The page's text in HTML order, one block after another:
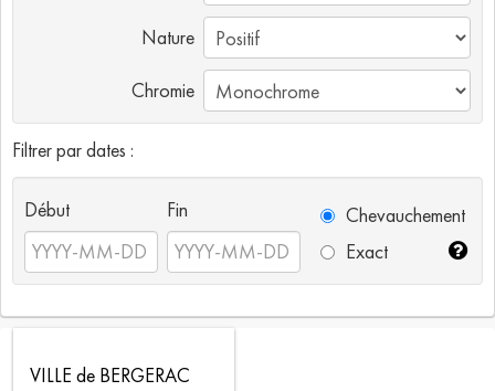
Nature
Chromie
Filtrer par dates :
Début Fin
Chevauchement
Exact
VILLE de BERGERAC